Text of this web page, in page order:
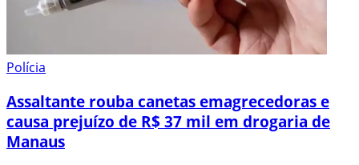
Polícia
Assaltante rouba canetas emagrecedoras e
causa prejuízo de R$ 37 mil em drogaria de
Manaus